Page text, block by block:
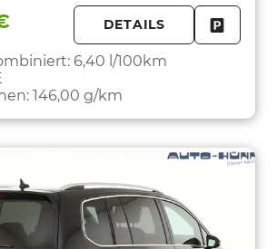
DETAILS
6,40 l/100km
146,00 g/km